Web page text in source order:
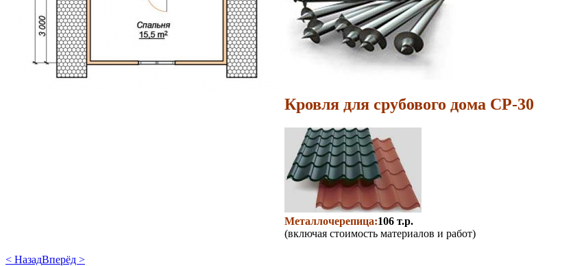
Кровля для срубового дома СР-30
Металлочерепица:106 т.р.
(включая стоимость материалов и работ)
< НазадВперёд >